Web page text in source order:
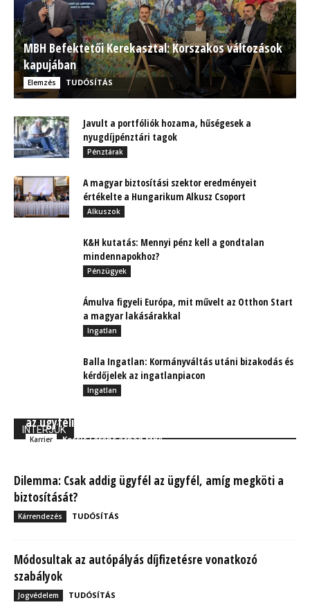
MBH Befektetői Kerekasztal: Korszakos változások
kapujában
Elemzés TUDÓSÍTÁS
Javult a portfóliók hozama, hűségesek a
nyugdíjpénztári tagok
Pénztárak
A magyar biztosítási szektor eredményeit
értékelte a Hungarikum Alkusz Csoport
Alkuszok
K&H kutatás: Mennyi pénz kell a gondtalan
mindennapokhoz?
Pénzügyek
Ámulva figyeli Európa, mit művelt az Otthon Start
a magyar lakásárakkal
Ingatlan
Balla Ingatlan: Kormányváltás utáni bizakodás és
kérdőjelek az ingatlanpiacon
Ingatlan
INTERJÚK
az ügyféligények
Karrier Kocsis Ferenc Árpád MBA
Dilemma: Csak addig ügyfél az ügyfél, amíg megköti a
biztosítását?
Kárrendezés TUDÓSÍTÁS
Módosultak az autópályás díjfizetésre vonatkozó
szabályok
Jogvédelem TUDÓSÍTÁS